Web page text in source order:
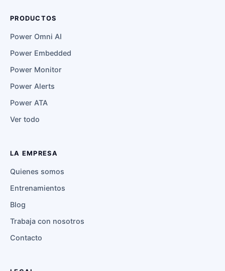
PRODUCTOS
Power Omni AI
Power Embedded
Power Monitor
Power Alerts
Power ATA
Ver todo
LA EMPRESA
Quienes somos
Entrenamientos
Blog
Trabaja con nosotros
Contacto